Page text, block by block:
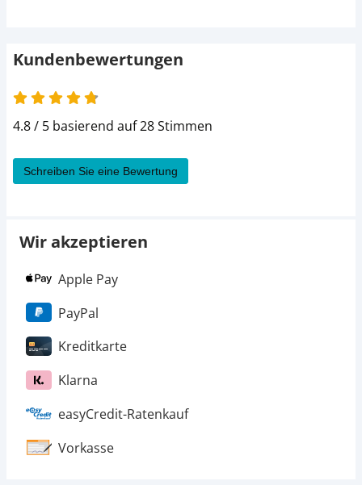
Kundenbewertungen
4.8 / 5 basierend auf 28 Stimmen
Schreiben Sie eine Bewertung
Wir akzeptieren
Apple Pay
PayPal
Kreditkarte
Klarna
easyCredit-Ratenkauf
Vorkasse